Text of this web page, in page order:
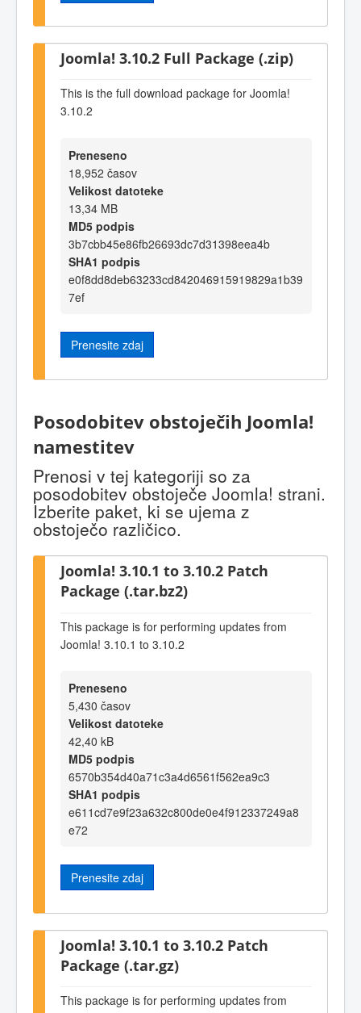
Joomla! 3.10.2 Full Package (.zip)
This is the full download package for Joomla!
3.10.2
Preneseno
18,952 časov
Velikost datoteke
13,34 MB
MD5 podpis
3b7cbb45e86fb26693dc7d31398eea4b
SHA1 podpis
e0f8dd8deb63233cd842046915919829a1b39
7ef
Prenesite zdaj
Posodobitev obstoječih Joomla!
namestitev
Prenosi v tej kategoriji so za
posodobitev obstoječe Joomla! strani.
Izberite paket, ki se ujema z
obstoječo različico.
Joomla! 3.10.1 to 3.10.2 Patch
Package (.tar.bz2)
This package is for performing updates from
Joomla! 3.10.1 to 3.10.2
Preneseno
5,430 časov
Velikost datoteke
42,40 kB
MD5 podpis
6570b354d40a71c3a4d6561f562ea9c3
SHA1 podpis
e611cd7e9f23a632c800de0e4f912337249a8
e72
Prenesite zdaj
Joomla! 3.10.1 to 3.10.2 Patch
Package (.tar.gz)
This package is for performing updates from